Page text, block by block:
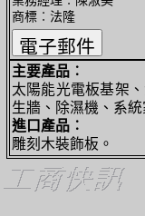
商標︰法隆
主要產品︰
太陽能光電板基架
生牆、除濕機、系統
進口產品︰
雕刻木裝飾板。